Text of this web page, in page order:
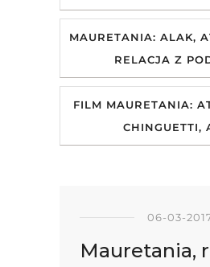
MAURETANIA: ALAK,
RELACJA Z
FILM MAURETANIA:
CHINGUETTI,
06-03-
Mauretania,